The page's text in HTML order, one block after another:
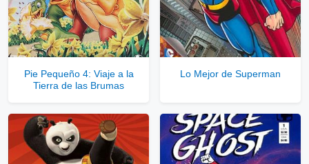
Pie Pequeño 4: Viaje a la
Tierra de las Brumas
Lo Mejor de Superman